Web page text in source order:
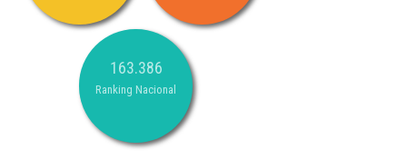
163.386
Ranking Nacional